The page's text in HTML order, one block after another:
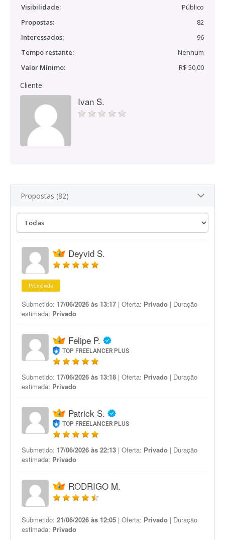
Visibilidade:
Público
Propostas:
82
Interessados:
96
Tempo restante:
Nenhum
Valor Mínimo:
R$ 50,00
Cliente
Ivan S.
Propostas (82)
Deyvid S.
Promovida
Submetido: 17/06/2026 às 13:17 | Oferta: Privado | Duração
estimada: Privado
Felipe P.
TOP FREELANCER PLUS
Submetido: 17/06/2026 às 13:18 | Oferta: Privado | Duração
estimada: Privado
Patrick S.
TOP FREELANCER PLUS
Submetido: 17/06/2026 às 22:13 | Oferta: Privado | Duração
estimada: Privado
RODRIGO M.
Submetido: 21/06/2026 às 12:05 | Oferta: Privado | Duração
estimada: Privado